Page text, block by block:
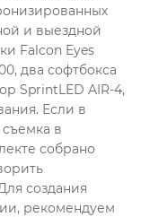
и выездной
Falcon Eyes
два софтбокса
SprintLED AIR-4,
Если в
в
собрано
создания
рекомендуем